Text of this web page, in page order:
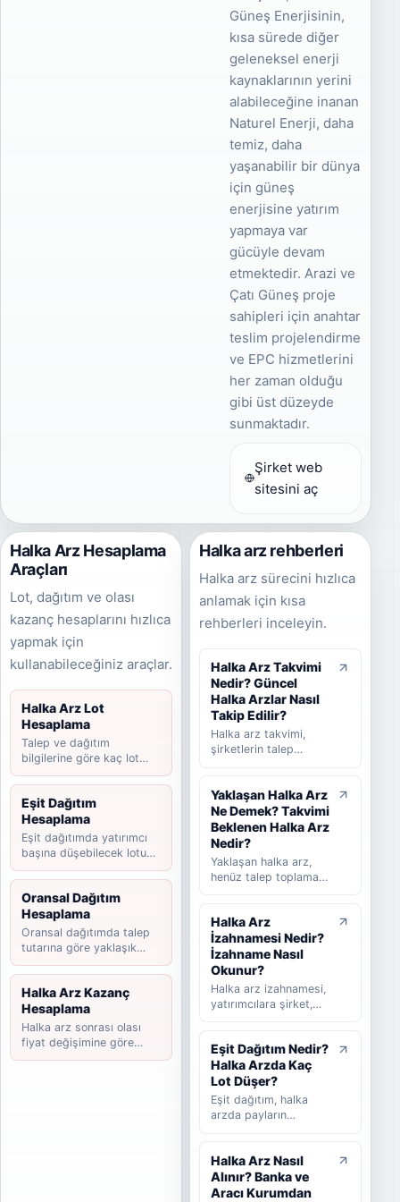
Güneş Enerjisinin,
kısa sürede diğer
geleneksel enerji
kaynaklarının yerini
alabileceğine inanan
Naturel Enerji, daha
temiz, daha
yaşanabilir bir dünya
için güneş
enerjisine yatırım
yapmaya var
gücüyle devam
etmektedir. Arazi ve
Çatı Güneş proje
sahipleri için anahtar
teslim projelendirme
ve EPC hizmetlerini
her zaman olduğu
gibi üst düzeyde
sunmaktadır.
Şirket web
sitesini aç
Halka Arz Hesaplama
Araçları
Lot, dağıtım ve olası
kazanç hesaplarını hızlıca
yapmak için
kullanabileceğiniz araçlar.
Halka Arz Lot
Hesaplama
Talep ve dağıtım
bilgilerine göre kaç lot
düşebileceğini hesaplayın.
Eşit Dağıtım
Hesaplama
Eşit dağıtımda yatırımcı
başına düşebilecek lotu
tahmin edin.
Oransal Dağıtım
Hesaplama
Oransal dağıtımda talep
tutarına göre yaklaşık
payınızı hesaplayın.
Halka Arz Kazanç
Hesaplama
Halka arz sonrası olası
fiyat değişimine göre
kazanç senaryosunu
Halka arz rehberleri
Halka arz sürecini hızlıca
anlamak için kısa
rehberleri inceleyin.
Halka Arz Takvimi
Nedir? Güncel
Halka Arzlar Nasıl
Takip Edilir?
Halka arz takvimi,
şirketlerin talep
dağıtım yöntemini,
beklenen ve
tamamlanan halka arz
süreçlerini takip
etmeye yardımcı olan
rehber niteliğinde bir
listedir. Bu yazıda
nedir, nasıl okunur,
hangi bilgilere dikkat
edilmelidir ve
yatırımcılar güncel
halka arzları takip
ederken nelere
bakmalıdır sade
Yaklaşan Halka Arz
Ne Demek? Takvimi
Beklenen Halka Arz
Nedir?
Yaklaşan halka arz,
henüz talep toplama
tarafından takip
edilen şirketleri ifade
eder. Takvimi
beklenen halka arz ise
başvuru veya hazırlık
sürecinde olup talep
toplama tarihi henüz
şirketler için kullanılır.
Bu rehberde yaklaşan
halka arz, beklenen
halka arz, takvimi
beklenen halka arz ve
talep toplama
anlatılır.
Halka Arz
İzahnamesi Nedir?
İzahname Nasıl
Okunur?
Halka arz izahnamesi,
yatırımcılara şirket,
riskler, fon kullanım
yeri ve satış süreci
hakkında bilgi veren
temel kamuyu
aydınlatma belgesidir.
Bu rehberde
olduğunu, hangi
bölümlerin dikkatle
okunması gerektiğini,
Eşit Dağıtım Nedir?
Halka Arzda Kaç
Lot Düşer?
Eşit dağıtım, halka
arzda payların
dengeli şekilde
dağıtılmasını ifade
eder. Bu rehberde eşit
Halka Arz Nasıl
Alınır? Banka ve
Aracı Kurumdan